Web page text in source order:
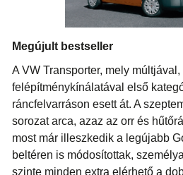
Megújult bestseller
A VW Transporter, mely múltjával,
felépítménykínálatával első
ráncfelvarráson esett át. A
sorozat arca, azaz az orr és
most már illeszkedik a legújabb
beltéren is módosítottak,
szinte minden extra elérhető a